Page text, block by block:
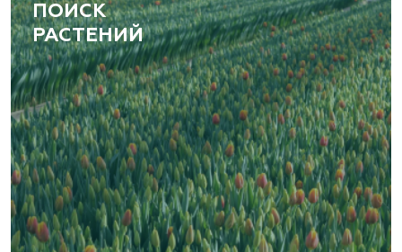
ПОИСК
РАСТЕНИЙ